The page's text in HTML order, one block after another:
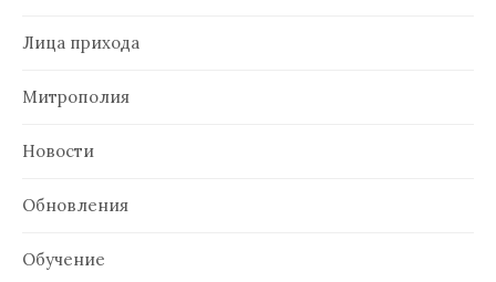
Лица прихода
Митрополия
Новости
Обновления
Обучение